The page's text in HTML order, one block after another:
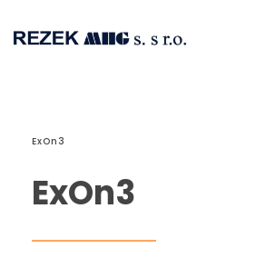
ExOn3
ExOn3